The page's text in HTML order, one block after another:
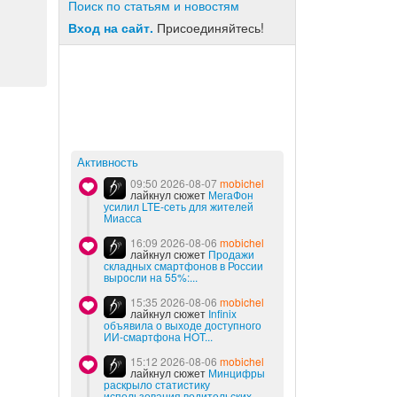
Поиск по статьям и новостям
Вход на сайт. Присоединяйтесь!
Активность
09:50 2026-08-07mobichel
лайкнул сюжет МегаФон
усилил LTE-сеть для жителей
Миасса
16:09 2026-08-06 mobichel
лайкнул сюжет Продажи
складных смартфонов в России
выросли на 55%:...
15:35 2026-08-06 mobichel
лайкнул сюжет Infinix
объявила о выходе доступного
ИИ-смартфона HOT...
15:12 2026-08-06 mobichel
лайкнул сюжет Минцифры
раскрыло статистику